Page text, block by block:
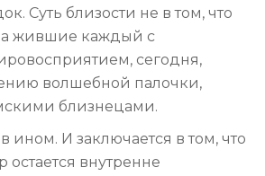
Суть близости не в том, что
жившие каждый с
сегодня,
волшебной палочки,
близнецами.
ином. И заключается в том, что
внутренне